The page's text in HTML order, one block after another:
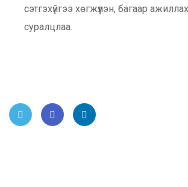
сэтгэхүйгээ хөгжүүлэн, багаар
суралцлаа.